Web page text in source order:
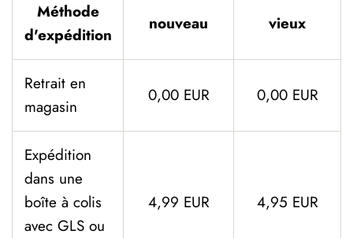
Méthode
d'expédition
nouveau vieux
Retrait en
magasin
0,00 EUR 0,00 EUR
Expédition
dans une
boîte à colis
avec GLS ou
4,99 EUR 4,95 EUR